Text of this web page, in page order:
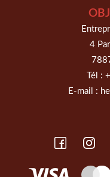
4
Tél :
E-mail :